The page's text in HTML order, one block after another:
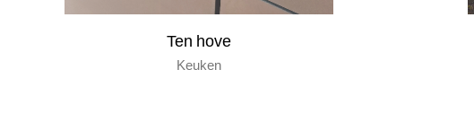
Ten hove
Keuken